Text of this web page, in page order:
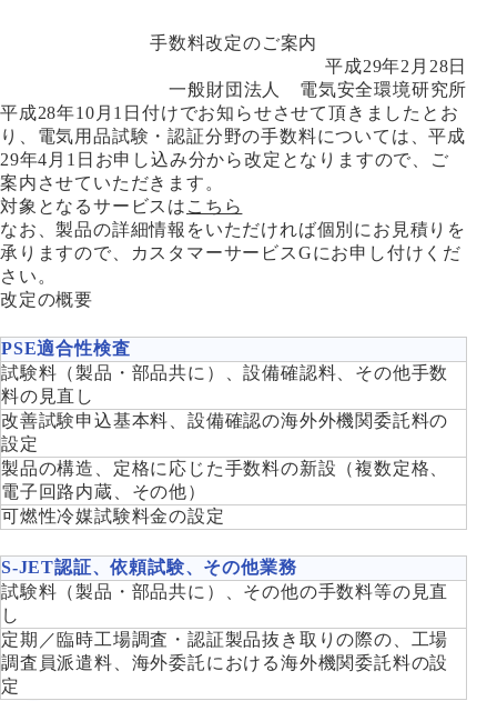
手数料改定のご案内
平成29年2月28日
一般財団法人 電気安全環境研究所
平成28年10月1日付けでお知らせさせて頂きましたとお
り、電気用品試験・認証分野の手数料については、平成
29年4月1日お申し込み分から改定となりますので、ご
案内させていただきます。
対象となるサービスは こちら
なお、製品の詳細情報をいただければ個別にお見積りを
承りますので、カスタマーサービスGにお申し付けくだ
さい。
改定の概要
PSE適合性検査
試験料（製品・部品共に）、設備確認料、その他手数
料の見直し
改善試験申込基本料、設備確認の海外外機関委託料の
設定
製品の構造、定格に応じた手数料の新設（複数定格、
電子回路内蔵、その他）
可燃性冷媒試験料金の設定
S-JET認証、依頼試験、その他業務
試験料（製品・部品共に）、その他の手数料等の見直
し
定期／臨時工場調査・認証製品抜き取りの際の、工場
調査員派遣料、海外委託における海外機関委託料の設
定